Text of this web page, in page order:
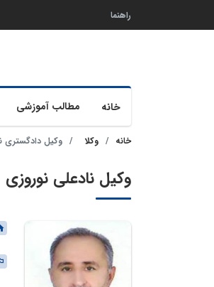
راهنما
خانه مطالب آموزشی
خانه وکلا وکیل دادگستری
وکیل نادعلی نوروزی